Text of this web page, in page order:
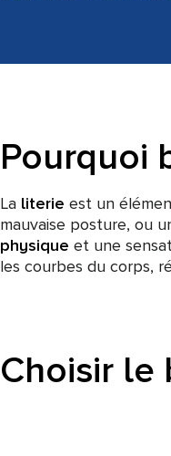
Pourquoi
La literie est un
mauvaise posture, ou
physique et une
les courbes du corps,
Choisir le